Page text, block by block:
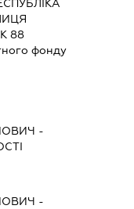
88
фонду
-
-